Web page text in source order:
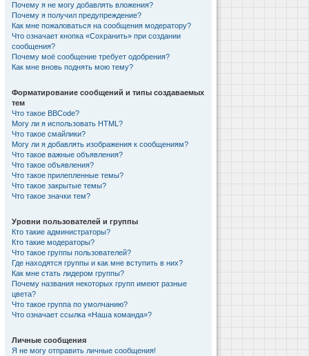
Почему я не могу добавлять вложения?
Почему я получил предупреждение?
Как мне пожаловаться на сообщения модератору?
Что означает кнопка «Сохранить» при создании
сообщения?
Почему моё сообщение требует одобрения?
Как мне вновь поднять мою тему?
Форматирование сообщений и типы создаваемых
тем
Что такое BBCode?
Могу ли я использовать HTML?
Что такое смайлики?
Могу ли я добавлять изображения к сообщениям?
Что такое важные объявления?
Что такое объявления?
Что такое прилепленные темы?
Что такое закрытые темы?
Что такое значки тем?
Уровни пользователей и группы
Кто такие администраторы?
Кто такие модераторы?
Что такое группы пользователей?
Где находятся группы и как мне вступить в них?
Как мне стать лидером группы?
Почему названия некоторых групп имеют разные
цвета?
Что такое группа по умолчанию?
Что означает ссылка «Наша команда»?
Личные сообщения
Я не могу отправить личные сообщения!